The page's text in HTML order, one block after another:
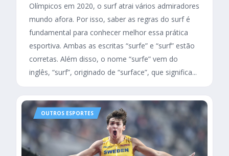
Olímpicos em 2020, o surf atrai vários admiradores
mundo afora. Por isso, saber as regras do surf é
fundamental para conhecer melhor essa prática
esportiva. Ambas as escritas “surfe” e “surf” estão
corretas. Além disso, o nome “surfe” vem do
inglês, “surf”, originado de “surface”, que significa...
OUTROS ESPORTES